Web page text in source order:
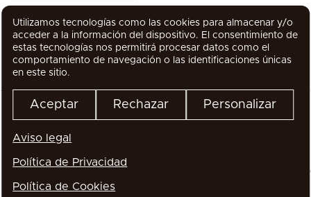
Política de Cookies
Todos los derechos reservados
Utilizamos tecnologías como las cookies para almacenar y/o
acceder a la información del dispositivo. El consentimiento de
estas tecnologías nos permitirá procesar datos como el
comportamiento de navegación o las identificaciones únicas
en este sitio.
Aceptar Rechazar Personalizar
Aviso legal
Política de Privacidad
Política de Cookies